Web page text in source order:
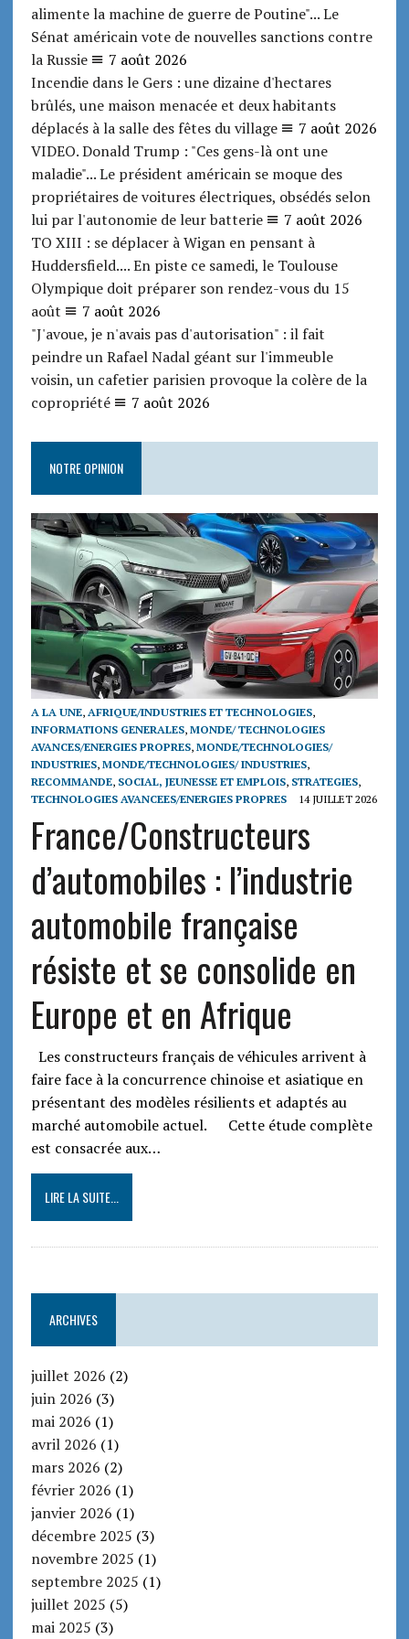
alimente la machine de guerre de Poutine"... Le
Sénat américain vote de nouvelles sanctions contre
la Russie
7 août 2026
Incendie dans le Gers : une dizaine d'hectares
brûlés, une maison menacée et deux habitants
déplacés à la salle des fêtes du village
7 août 2026
VIDEO. Donald Trump : "Ces gens-là ont une
maladie"... Le président américain se moque des
propriétaires de voitures électriques, obsédés selon
lui par l'autonomie de leur batterie
7 août 2026
TO XIII : se déplacer à Wigan en pensant à
Huddersfield.... En piste ce samedi, le Toulouse
Olympique doit préparer son rendez-vous du 15
août
7 août 2026
"J'avoue, je n'avais pas d'autorisation" : il fait
peindre un Rafael Nadal géant sur l'immeuble
voisin, un cafetier parisien provoque la colère de la
copropriété
7 août 2026
NOTRE OPINION
A LA UNE, AFRIQUE/INDUSTRIES ET TECHNOLOGIES,
INFORMATIONS GENERALES, MONDE/ TECHNOLOGIES
AVANCES/ENERGIES PROPRES, MONDE/TECHNOLOGIES/
INDUSTRIES, MONDE/TECHNOLOGIES/ INDUSTRIES,
RECOMMANDE, SOCIAL, JEUNESSE ET EMPLOIS, STRATEGIES,
TECHNOLOGIES AVANCEES/ENERGIES PROPRES
14 JUILLET 2026
France/Constructeurs
d’automobiles : l’industrie
automobile française
résiste et se consolide en
Europe et en Afrique
Les constructeurs français de véhicules arrivent à
faire face à la concurrence chinoise et asiatique en
présentant des modèles résilients et adaptés au
marché automobile actuel. Cette étude complète
est consacrée aux…
LIRE LA SUITE...
ARCHIVES
juillet 2026 (2)
juin 2026 (3)
mai 2026 (1)
avril 2026 (1)
mars 2026 (2)
février 2026 (1)
janvier 2026 (1)
décembre 2025 (3)
novembre 2025 (1)
septembre 2025 (1)
juillet 2025 (5)
mai 2025 (3)